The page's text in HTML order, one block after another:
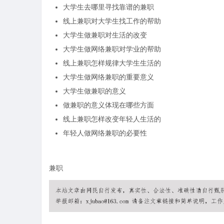
大学生去哪里寻找靠谱的兼职
线上兼职对大学生找工作的帮助
大学生做兼职对生活的改变
大学生做网络兼职对学业的帮助
线上兼职怎样规律大学生生活的
大学生做网络兼职的重要意义
大学生做兼职的意义
做兼职的意义体现在哪些方面
线上兼职怎样改变年轻人生活的
年轻人做网络兼职的必要性
兼职